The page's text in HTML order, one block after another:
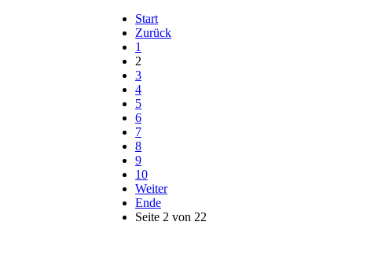
Start
Zurück
1
2
3
4
5
6
7
8
9
10
Weiter
Ende
Seite 2 von 22